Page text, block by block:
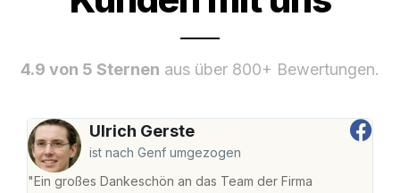
4.9 von 5 Sternen aus über 800+ Bewertungen.
Ulrich Gerste
ist nach Genf umgezogen
"Ein großes Dankeschön an das Team der Firma